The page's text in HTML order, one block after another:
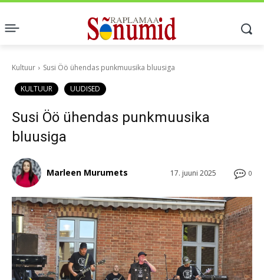
Kultuur Susi Öö ühendas punkmuusika bluusiga
KULTUUR UUDISED
Susi Öö ühendas punkmuusika
bluusiga
0
17. juuni 2025
Marleen Murumets